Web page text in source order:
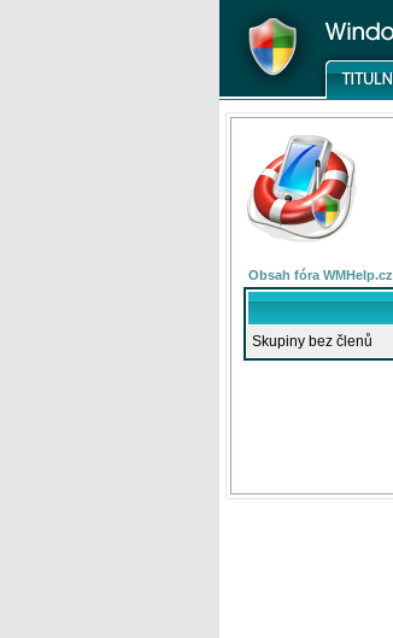
Obsah fóra WMHelp.cz
Skupiny bez členů